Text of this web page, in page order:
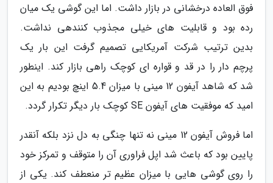
فوق العاده درخشانی در بازار داشت. اما این گوشی یک میان
رده بود و قابلیت های خیلی مجذوب کنندهی نداشت.
بدین ترتیب شرکت آمریکایی تصمیم گرفت این بار یک
پرچم دار را در قد و قواره ای کوچک راهی بازار کند. اینطور
شد که شاهد آیفون 12 مینی با میزان 5.4 اینچ بودیم به این
امید که موفقیت های آیفون SE کوچک بار دیگر تکرار گردد.
اما فروش آیفون 12 مینی نه تنها چنگی به دل نزد بلکه آنقدر
پایین بود که باعث شد اپل فراوری آن را متوقف و تمرکز خود
را روی گوشی هایی با میزان عظیم تر منعطف کند. یکی از